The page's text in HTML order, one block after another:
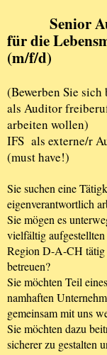
Senior
für die
(m/f/d)
(Bewerben Sie sich
als Auditor
arbeiten wollen)
IFS als externe/r
(must have!)
Sie suchen eine
eigenverantwortlich
Sie mögen es
vielfältig
Region D-A-CH tätig
betreuen?
Sie möchten Teil
namhaften
gemeinsam mit uns
Sie möchten dazu
sicherer zu gestalten